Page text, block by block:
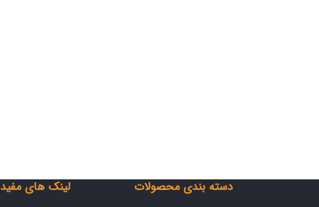
دسته بندی محصولات لینک های مفید